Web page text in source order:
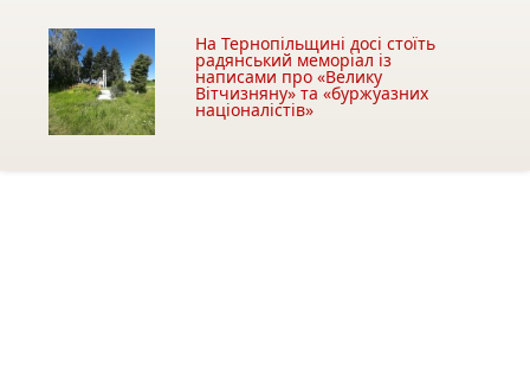
На Тернопільщині досі стоїть
радянський меморіал із
написами про «Велику
Вітчизняну» та «буржуазних
націоналістів»